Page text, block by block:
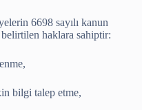
6698 sayılı kanun
belirtilen haklara sahiptir:
bilgi talep etme,